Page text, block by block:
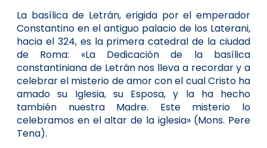
La basílica de Letrán, erigida por el emperador
Constantino en el antiguo palacio de los Laterani,
hacia el 324, es la primera catedral de la ciudad
de Roma: «La Dedicación de la basílica
constantiniana de Letrán nos lleva a recordar y a
celebrar el misterio de amor con el cual Cristo ha
amado su Iglesia, su Esposa, y la ha hecho
también nuestra Madre. Este misterio lo
celebramos en el altar de la iglesia» (Mons. Pere
Tena).